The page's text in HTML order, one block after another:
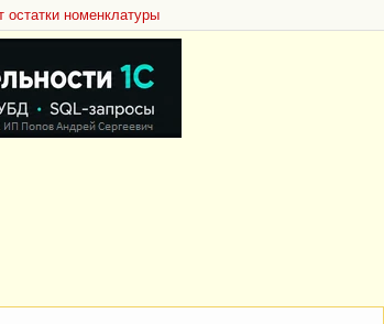
остатки номенклатуры